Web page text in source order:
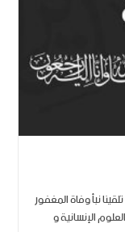
نبأ وفاة المغفور
الإنسانية و